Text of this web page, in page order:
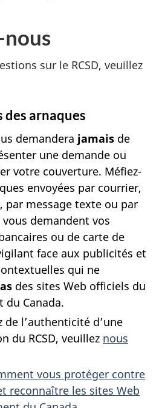
sur le RCSD, veuillez
arnaques
demandera jamais de
une demande ou
votre couverture. Méfiez-
envoyées par courrier,
par message texte ou par
demandent vos
ou de carte de
face aux publicités et
qui ne
des sites Web officiels du
du Canada.
de l’authenticité d’une
du RCSD, veuillez nous
vous protéger contre
reconnaître les sites Web